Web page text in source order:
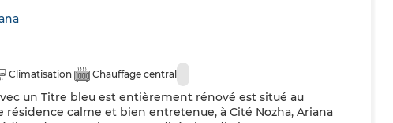
Climatisation Chauffage central
un Titre bleu est entièrement rénové est situé au
résidence calme et bien entretenue, à Cité Nozha, Ariana